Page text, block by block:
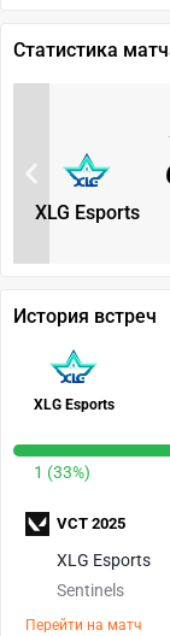
Статистика
XLG Esports
История встреч
XLG Esports
1 (33%)
XLG Esports
Sentinels
Перейти на матч
VCT 2025